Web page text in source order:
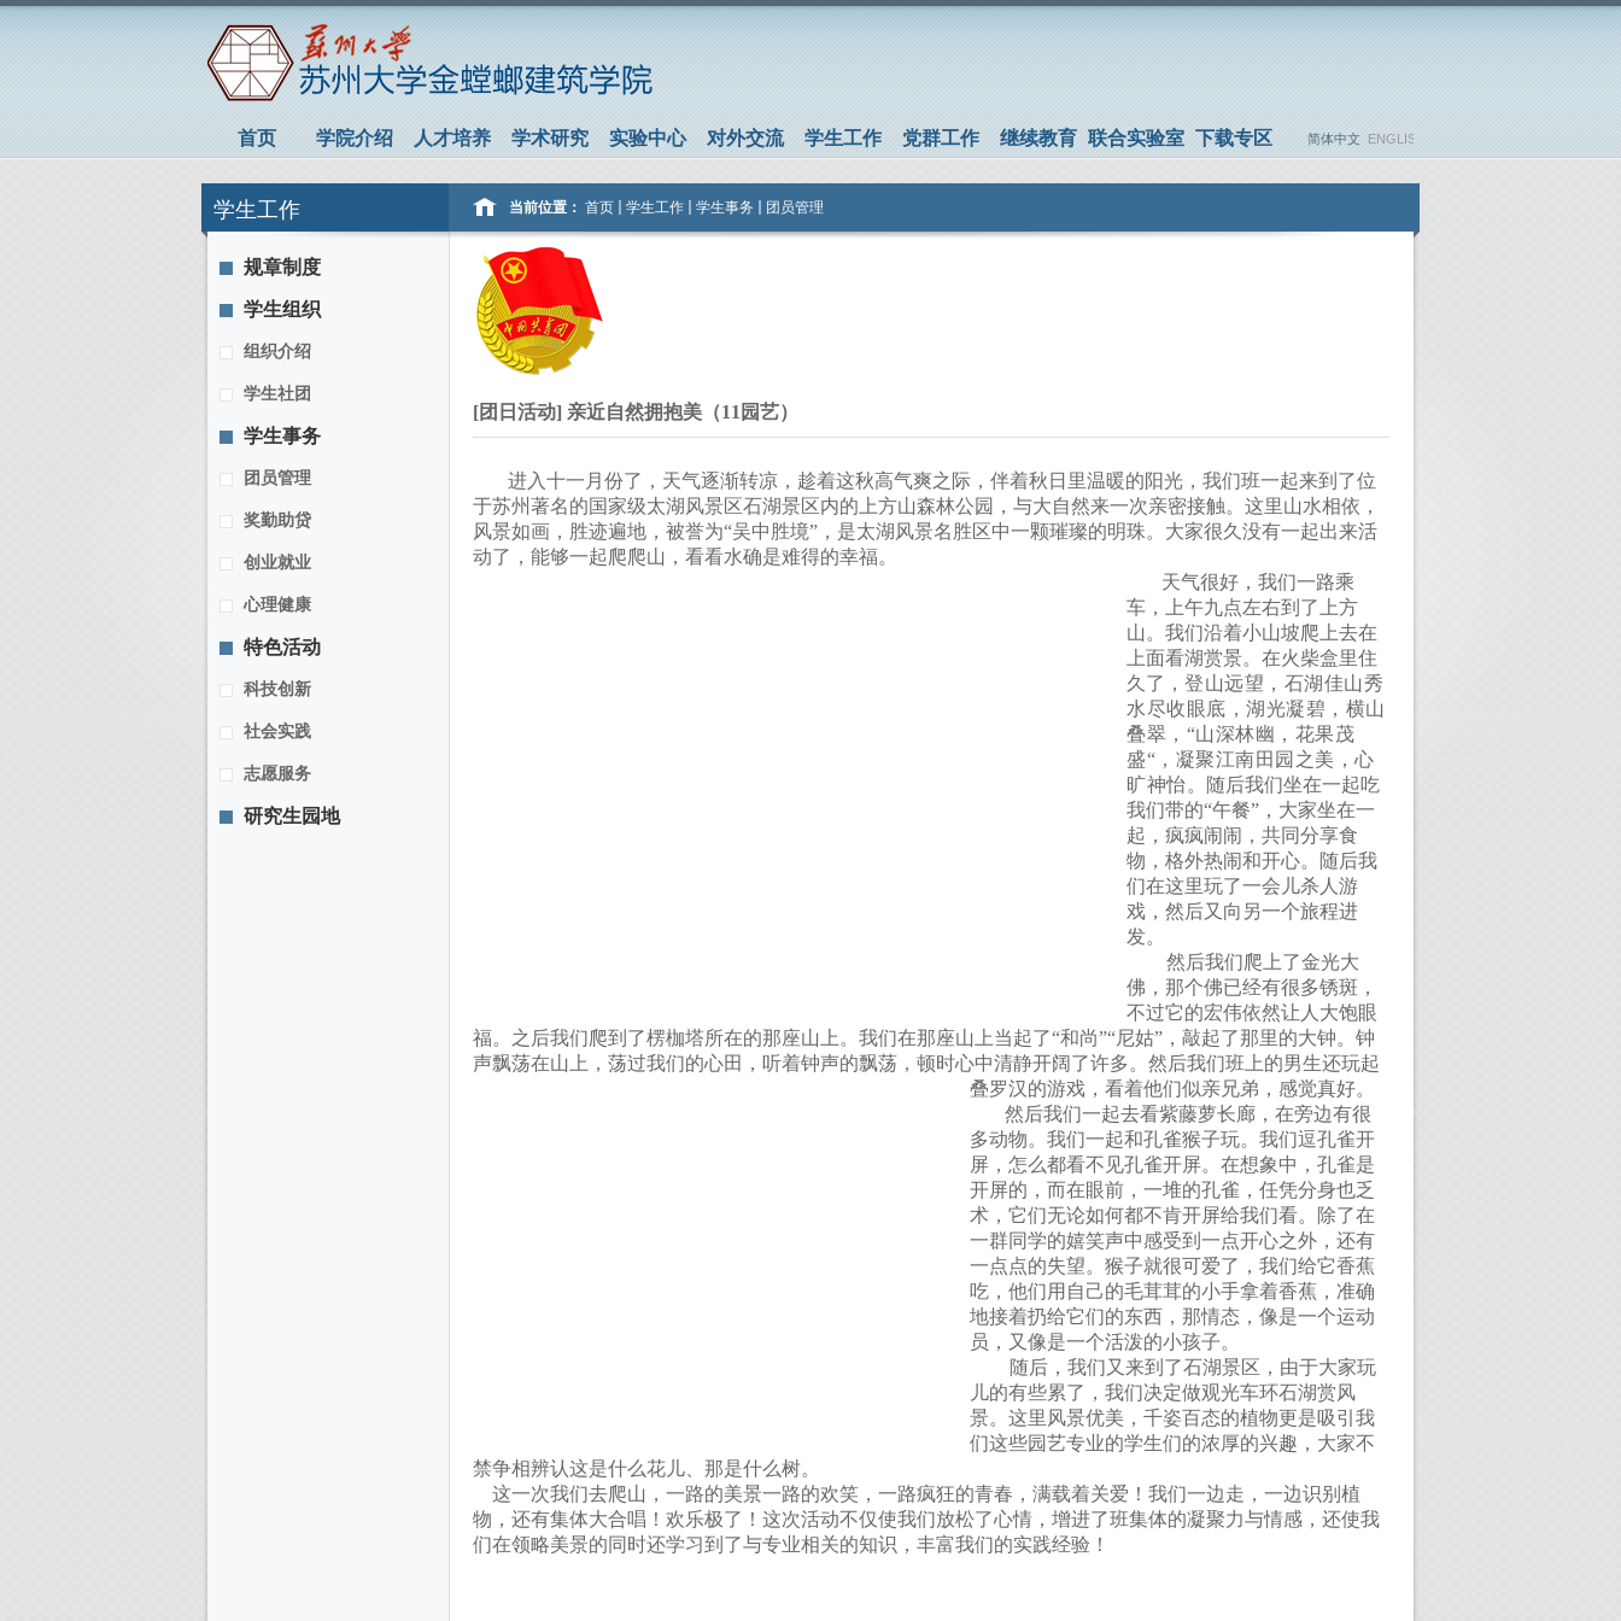
首页 学院介绍 人才培养 学术研究 实验中心 对外交流 学生工作 党群工作 继续教育 联合实验室 下载专区 简体中文 ENGLISH
学生工作
规章制度
学生组织
组织介绍
学生社团
学生事务
团员管理
奖勤助贷
创业就业
心理健康
特色活动
科技创新
社会实践
志愿服务
研究生园地
当前位置： 首页 学生工作 学生事务 团员管理
[团日活动] 亲近自然拥抱美（11园艺）
进入十一月份了， 天气逐渐转凉，趁着这秋高气爽之际，伴着秋日里温暖的阳光， 我们班一起来到了位
于苏州著名的国 家级太湖风景区石湖景区内的 上方山森林公园，与大自然来一次亲密接触。这里山水相依，
风景如画，胜迹遍地，被誉为“吴中胜境” ，是太湖风景名胜区中一颗璀璨的明珠。 大家很久没有一起出来活
动了，能够一起爬爬山，看看水确是难得的幸福。
天气很好，我们一路乘
车，上午九点左右到了上方
山。我们沿着小山坡爬上去在
上面看湖赏景。在火柴盒里住
久了， 登山远望，石湖佳山秀
水尽收眼底，湖光凝碧，横山
叠翠， “山深林幽，花果茂
盛“ ，凝聚江南田园之美，心
旷神怡。
随后我们坐在一起吃
我们带的“午餐”，大家坐在一
起，疯疯闹闹，共同分享食
物，格外热闹和开心。随后我
们在这里玩了一会儿杀人游
戏，然后又向另一个旅程进
发。
然后我们爬上了金光大
佛，那个佛已经有很多锈斑，
不过它的宏伟依然让人大饱眼
福。之后我们爬到了楞枷塔所在的那座山上。我们在那座山上当起了“和尚”“尼姑”，敲起了那里的大钟。钟
声飘荡在山上，荡过我们的心田，听着钟声的飘荡，顿时心中清静开阔了许多。然后我们班上的男生还玩起
叠罗汉的游戏， 看着他们似亲兄弟，感觉真好。
然后我们一起去看紫藤萝长廊，在旁边有很
多动物。我们一起和孔雀猴子玩。我们逗孔雀开
屏，怎么都看不见孔雀开屏。在想象中，孔雀是
开屏的，而在眼前，一堆的孔雀，任凭分身也乏
术，它们无论如何都不肯开屏给我们看。除了在
一群同学的嬉笑声中感受到一点开心之外，还有
一点点的失望。猴子就很可爱了，我们给它香蕉
吃，他们用自己的毛茸茸的小手拿着香蕉，准确
地接着扔给它们的东西，那情态，像是一个运动
员，又像是一个活泼的小孩子。
随后，我们又来到了石湖景区，由于大家玩
儿的有些累了，我们决定做观光车环石湖赏风
景。这里风景优美，千姿百态的植物更是吸引我
们这些园艺专业的学生们的浓厚的兴趣，大家不
禁争相辨认这是什么花儿、那是什么树。
这一次我们去爬山，一路的美景一路的欢笑，一路疯狂的青春，满载着关爱！我们一边走，一边识别植
物，还有集体大合唱！欢乐极了！ 这次活动不仅使我们放松了心情，增进了班集体的凝聚力与情感，还使我
们在领略美景的同时还学习到了与专业相关的知识，丰富我们的实践经验！